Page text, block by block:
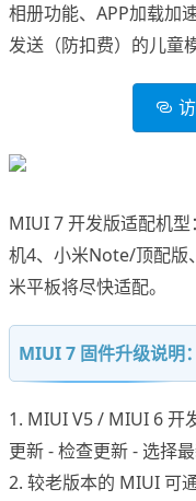
相册功能、APP加载加
发送（防扣费）的儿童
MIUI 7 开发版适配机
机4、小米Note/顶配版
米平板将尽快适配。
MIUI 7 固件升级说明：
1. MIUI V5 / MIUI 6 开
更新 - 检查更新 - 选择最
2. 较老版本的 MIUI 可